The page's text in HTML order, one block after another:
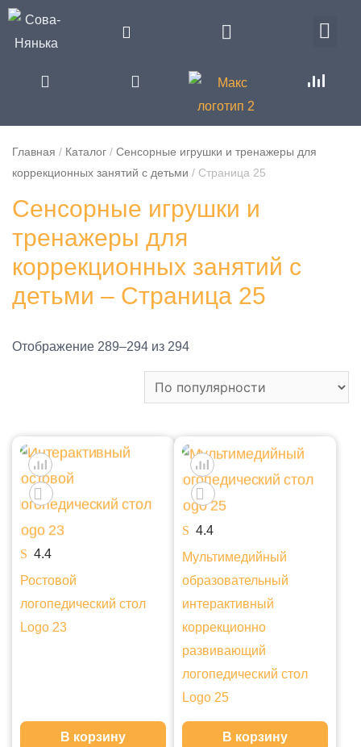
Главная / Каталог/ Сенсорные игрушки и тренажеры для
коррекционных занятий с детьми / Страница 25
Сенсорные игрушки и
тренажеры для
коррекционных занятий с
детьми – Страница 25
Отображение 289–294 из 294
4.4
Ростовой
логопедический стол
Logo 23
В корзину
4.4
Мультимедийный
образовательный
интерактивный
коррекционно
развивающий
логопедический стол
Logo 25
В корзину